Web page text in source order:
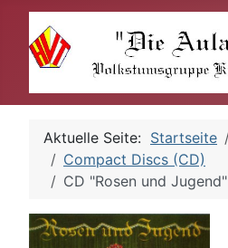
Aktuelle Seite: Startseite
Compact Discs (CD)
CD "Rosen und Jugend"